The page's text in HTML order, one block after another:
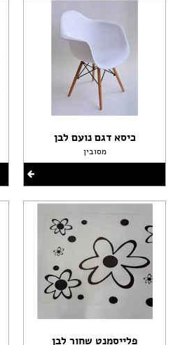
כיסא דגם נועם לבן
מסובין
פלייסמנט שחור לבן